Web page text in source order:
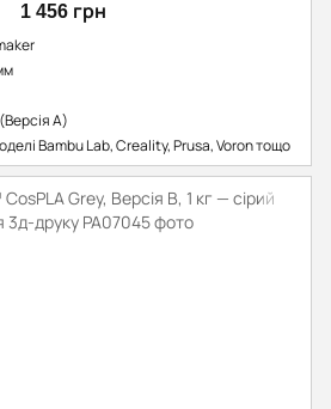
1 456 грн
А)
Bambu Lab, Creality, Prusa, Voron тощо